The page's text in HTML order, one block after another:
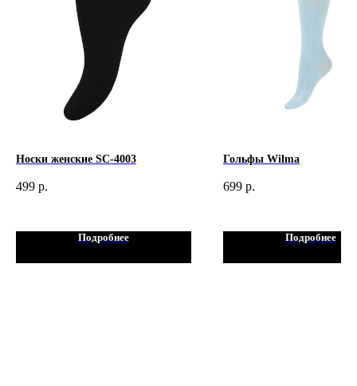
Носки женские SC-4003
499 р.
Подробнее
Гольфы Wilma
699 р.
Подробнее